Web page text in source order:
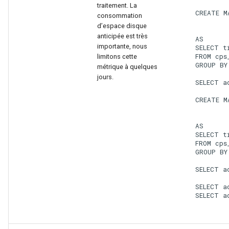
traitement. La
consommation
d’espace disque
anticipée est très
importante, nous
limitons cette
métrique à quelques
jours.
CREATE
    AS
SELECT
FROM
GROUP
SELECT
CREATE
    AS
SELECT
FROM
GROUP
SELECT
SELECT
SELECT